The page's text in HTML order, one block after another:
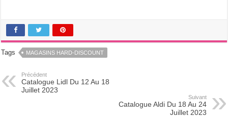
Tags MAGASINS HARD-DISCOUNT
Précédent
Catalogue Lidl Du 12 Au 18
Juillet 2023
Suivant
Catalogue Aldi Du 18 Au 24
Juillet 2023